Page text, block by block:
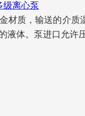
质，输送的介质
体。泵进口允许